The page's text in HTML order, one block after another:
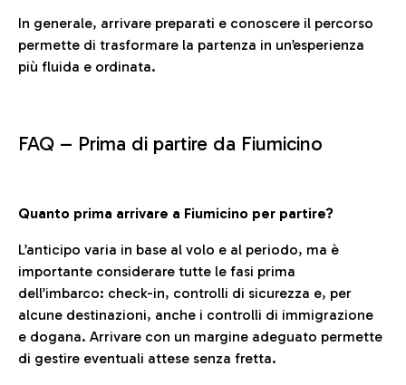
In generale, arrivare preparati e conoscere il percorso
permette di trasformare la partenza in un’esperienza
più fluida e ordinata.
FAQ – Prima di partire da Fiumicino
Quanto prima arrivare a Fiumicino per partire?
L’anticipo varia in base al volo e al periodo, ma è
importante considerare tutte le fasi prima
dell’imbarco: check-in, controlli di sicurezza e, per
alcune destinazioni, anche i controlli di immigrazione
e dogana. Arrivare con un margine adeguato permette
di gestire eventuali attese senza fretta.